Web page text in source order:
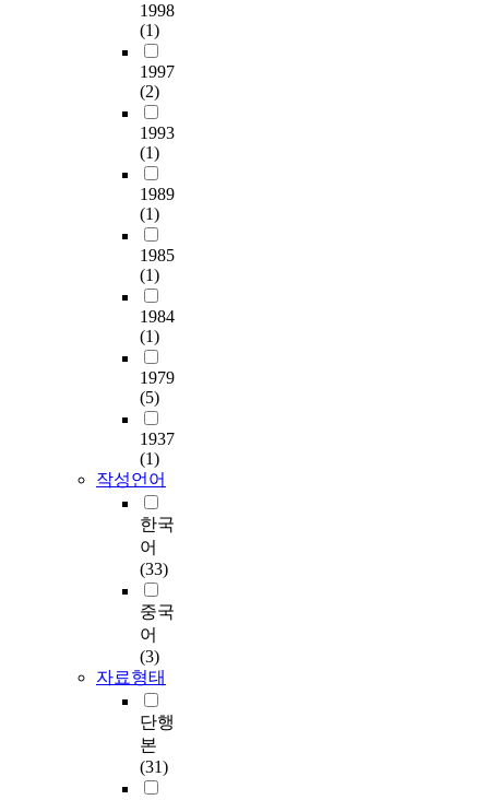
1998
(1)
1997
(2)
1993
(1)
1989
(1)
1985
(1)
1984
(1)
1979
(5)
1937
(1)
작성언어
한국
어
(33)
중국
어
(3)
자료형태
단행
본
(31)